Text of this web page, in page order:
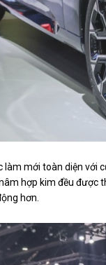
làm mới toàn diện với
hợp kim đều được
hơn.